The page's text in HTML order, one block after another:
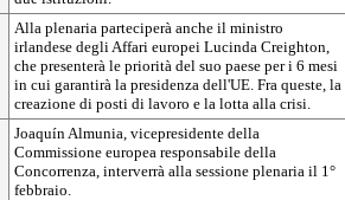
Alla plenaria parteciperà anche il ministro
irlandese degli Affari europei Lucinda Creighton,
che presenterà le priorità del suo paese per i 6 mesi
in cui garantirà la presidenza dell'UE. Fra queste, la
creazione di posti di lavoro e la lotta alla crisi.
Joaquín Almunia, vicepresidente della
Commissione europea responsabile della
Concorrenza, interverrà alla sessione plenaria il 1°
febbraio.